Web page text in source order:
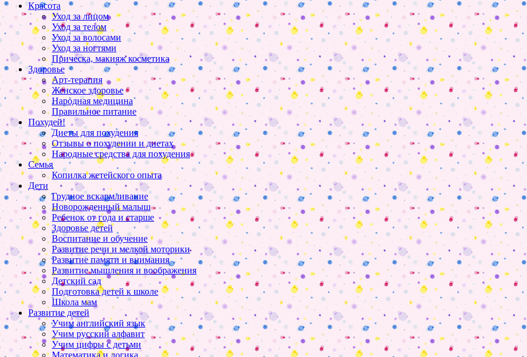
Красота
Уход за лицом
Уход за телом
Уход за волосами
Уход за ногтями
Прическа, макияж косметика
Здоровье
Арт-терапия
Женское здоровье
Народная медицина
Правильное питание
Похудей!
Диеты для похудения
Отзывы о похудении и диетах
Народные средства для похудения
Семья
Копилка жетейского опыта
Дети
Грудное вскармливание
Новорожденный малыш
Ребенок от года и старше
Здоровье детей
Воспитание и обучение
Развитие речи и мелкой моторики
Развитие памяти и внимания
Развитие мышления и воображения
Детский сад
Подготовка детей к школе
Школа мам
Развитие детей
Учим английский язык
Учим русский алфавит
Учим цифры с детьми
Математика и логика